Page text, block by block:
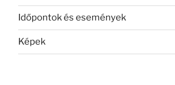
Időpontok és események
Képek